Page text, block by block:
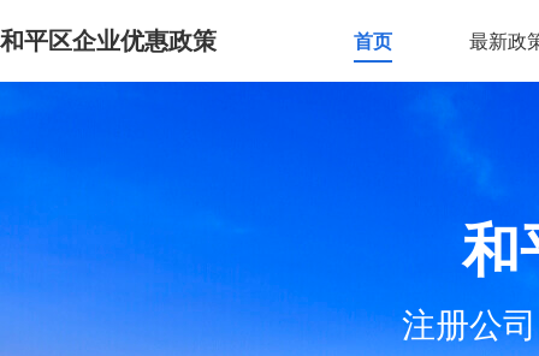
和平区企业优惠政策 首页 最新政
和
注册公